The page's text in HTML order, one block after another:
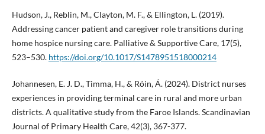
Hudson, J., Reblin, M., Clayton, M. F., & Ellington, L. (2019).
Addressing cancer patient and caregiver role transitions during
home hospice nursing care. Palliative & Supportive Care, 17(5),
523–530. https://doi.org/10.1017/S1478951518000214
Johannesen, E. J. D., Timma, H., & Róin, Á. (2024). District nurses
experiences in providing terminal care in rural and more urban
districts. A qualitative study from the Faroe Islands. Scandinavian
Journal of Primary Health Care, 42(3), 367-377.